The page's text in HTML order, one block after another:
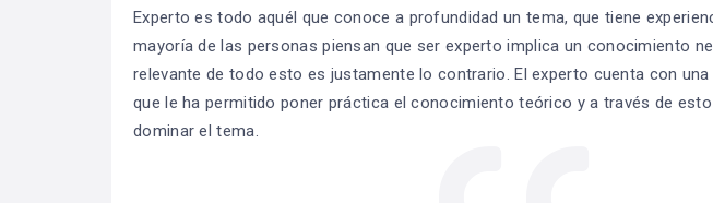
Experto es todo aquél que conoce a profundidad un tema, que tiene
mayoría de las personas piensan que ser experto implica un conocimiento
relevante de todo esto es justamente lo contrario. El experto cuenta con
que le ha permitido poner práctica el conocimiento teórico y a través de
dominar el tema.